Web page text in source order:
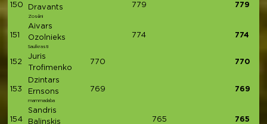
150
Dravants
Zosēni
779 779
151
Aivars
Ozolnieks
Saulkrasti
774 774
152
Juris
Trofimenko
770 770
153
Dzintars
Ernsons
mammadaba
769 769
154
Sandris
Balinskis
765 765